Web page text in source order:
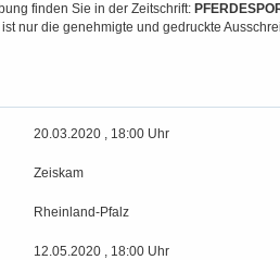
finden Sie in der Zeitschrift:
nur die genehmigte und gedruckte
20.03.2020 , 18:00 Uhr
Zeiskam
Rheinland-Pfalz
12.05.2020 , 18:00 Uhr